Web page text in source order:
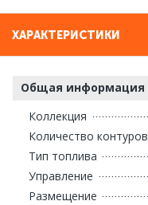
ХАРАКТЕРИСТИКИ
Общая информация
Коллекция
Количество контуров
Тип топлива
Управление
Размещение